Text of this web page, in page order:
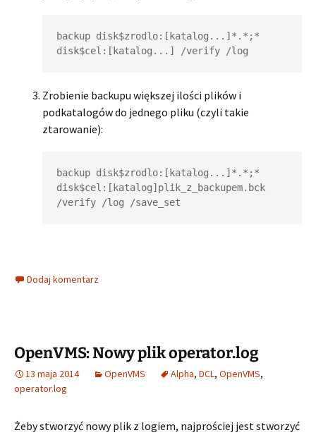
backup disk$zrodlo:[katalog...]*.*;*
Zrobienie backupu większej ilości plików i
podkatalogów do jednego pliku (czyli takie
ztarowanie):
backup disk$zrodlo:[katalog...]*.*;*
disk$cel:[katalog]plik_z_backupem.bck
Dodaj komentarz
OpenVMS: Nowy plik operator.log
13 maja 2014 OpenVMS Alpha, DCL, OpenVMS,
operator.log
Żeby stworzyć nowy plik z logiem, najprościej jest stworzyć